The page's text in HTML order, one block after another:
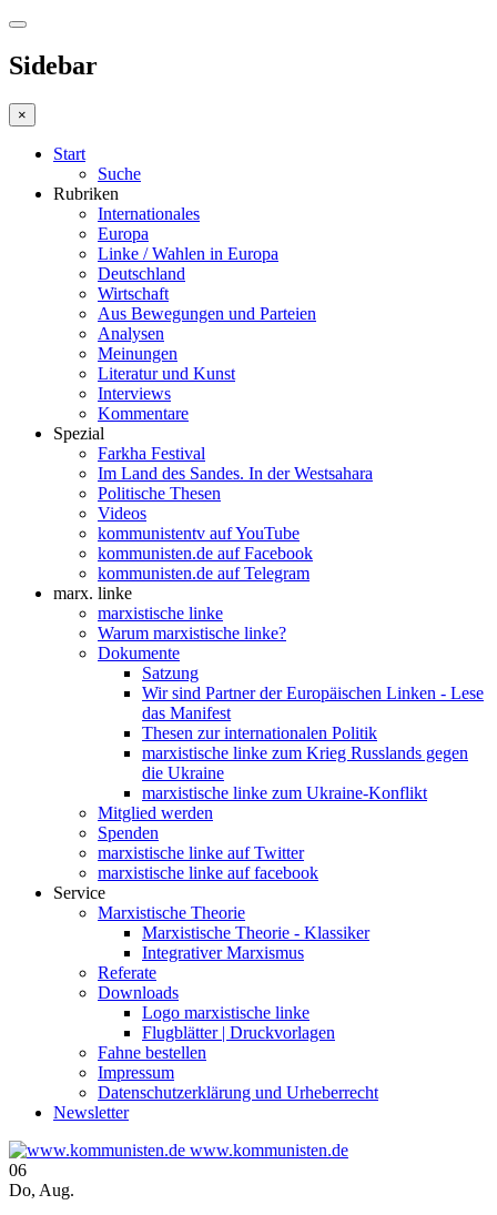
Sidebar
×
Start
Suche
Rubriken
Internationales
Europa
Linke / Wahlen in Europa
Deutschland
Wirtschaft
Aus Bewegungen und Parteien
Analysen
Meinungen
Literatur und Kunst
Interviews
Kommentare
Spezial
Farkha Festival
Im Land des Sandes. In der Westsahara
Politische Thesen
Videos
kommunistentv auf YouTube
kommunisten.de auf Facebook
kommunisten.de auf Telegram
marx. linke
marxistische linke
Warum marxistische linke?
Dokumente
Satzung
Wir sind Partner der Europäischen Linken - Lese
das Manifest
Thesen zur internationalen Politik
marxistische linke zum Krieg Russlands gegen
die Ukraine
marxistische linke zum Ukraine-Konflikt
Mitglied werden
Spenden
marxistische linke auf Twitter
marxistische linke auf facebook
Service
Marxistische Theorie
Marxistische Theorie - Klassiker
Integrativer Marxismus
Referate
Downloads
Logo marxistische linke
Flugblätter | Druckvorlagen
Fahne bestellen
Impressum
Datenschutzerklärung und Urheberrecht
Newsletter
www.kommunisten.de
06
Do, Aug.